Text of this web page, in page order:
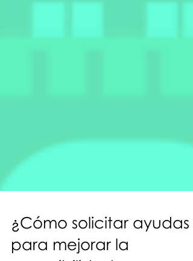
¿Cómo solicitar ayudas